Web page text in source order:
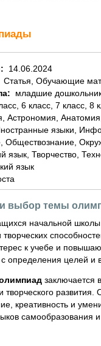
14.06.2024
Статья, Обучающие
6 класс, 7 класс, 8
языки,
Обществознание,
язык, Творчество,
язык
и выбор темы
начальной школы
творческих
к учебе и
определения целей и
заключается
творческого
креативность и
самообразования